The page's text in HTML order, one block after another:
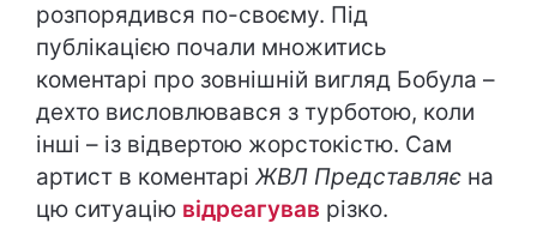
розпорядився по-своєму. Під
публікацією почали множитись
коментарі про зовнішній вигляд Бобула –
дехто висловлювався з турботою, коли
інші – із відвертою жорстокістю. Сам
артист в коментарі ЖВЛ Представляє на
цю ситуацію відреагував різко.